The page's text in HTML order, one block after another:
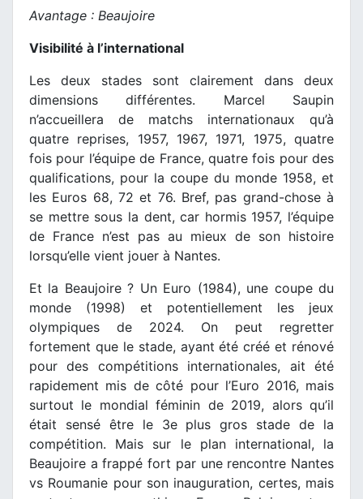
Avantage : Beaujoire
Visibilité à l’international
Les deux stades sont clairement dans deux
dimensions différentes. Marcel Saupin
n’accueillera de matchs internationaux qu’à
quatre reprises, 1957, 1967, 1971, 1975, quatre
fois pour l’équipe de France, quatre fois pour des
qualifications, pour la coupe du monde 1958, et
les Euros 68, 72 et 76. Bref, pas grand-chose à
se mettre sous la dent, car hormis 1957, l’équipe
de France n’est pas au mieux de son histoire
lorsqu’elle vient jouer à Nantes.
Et la Beaujoire ? Un Euro (1984), une coupe du
monde (1998) et potentiellement les jeux
olympiques de 2024. On peut regretter
fortement que le stade, ayant été créé et rénové
pour des compétitions internationales, ait été
rapidement mis de côté pour l’Euro 2016, mais
surtout le mondial féminin de 2019, alors qu’il
était sensé être le 3e plus gros stade de la
compétition. Mais sur le plan international, la
Beaujoire a frappé fort par une rencontre Nantes
vs Roumanie pour son inauguration, certes, mais